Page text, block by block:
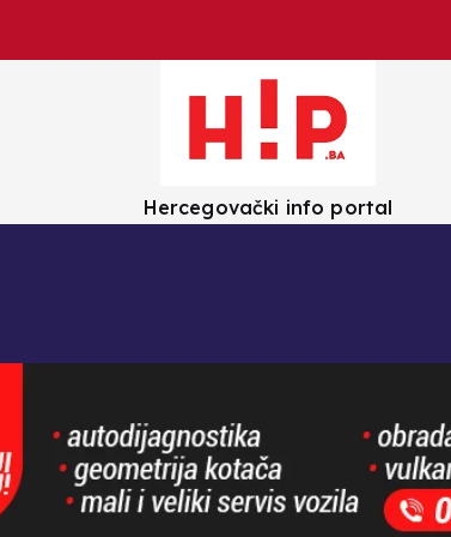
Hercegovački info portal